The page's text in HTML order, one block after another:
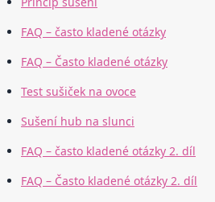
FAQ – často kladené otázky
FAQ – Často kladené otázky
Test sušiček na ovoce
Sušení hub na slunci
FAQ – často kladené otázky 2. díl
FAQ – Často kladené otázky 2. díl